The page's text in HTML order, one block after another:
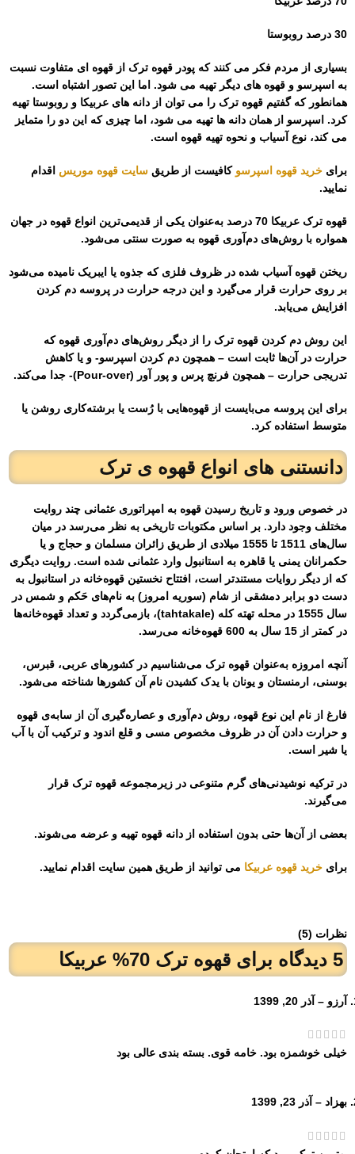
30 درصد روبوستا
بسیاری از مردم فکر می کنند که پودر قهوه ترک از قهوه ای متفاوت نسبت
به اسپرسو و قهوه های دیگر تهیه می شود. اما این تصور اشتباه است.
همانطور که گفتیم قهوه ترک را می توان از دانه های عربیکا و روبوستا تهیه
کرد. اسپرسو از همان دانه ها تهیه می شود، اما چیزی که این دو را متمایز
می کند، نوع آسیاب و نحوه تهیه قهوه است.
برایخرید قهوه اسپرسو کافیست از طریقسایت قهوه موریس اقدام
نمایید.
قهوه ترک عربیکا 70 درصد به‌عنوان یکی از قدیمی‌ترین انواع قهوه در جهان
همواره با روش‌های دم‌آوری قهوه به صورت سنتی می‌شود.
ریختن قهوه آسیاب شده در ظروف فلزی که جذوه یا ایبریک نامیده می‌شود
بر روی حرارت قرار می‌گیرد و این درجه حرارت در پروسه دم کردن
افزایش می‌یابد.
این روش دم کردن قهوه ترک را از دیگر روش‌های دم‌آوری قهوه که
حرارت در آن‌ها ثابت است – همچون دم کردن اسپرسو- و یا کاهش
تدریجی حرارت – همچون فرنچ پرس و پور آور (Pour-over)- جدا می‌کند.
برای این پروسه می‌بایست از قهوه‌هایی با رُست یا برشته‌کاری روشن یا
متوسط استفاده کرد.
دانستنی های انواع قهوه ی ترک
در خصوص ورود و تاریخ رسیدن قهوه به امپراتوری عثمانی چند روایت
مختلف وجود دارد. بر اساس مکتوبات تاریخی به نظر می‌رسد در میان
سال‌های 1511 تا 1555 میلادی از طریق زائران مسلمان و حجاج و یا
حکمرانان یمنی یا قاهره به استانبول وارد عثمانی شده است. روایت دیگری
که از دیگر روایات مستندتر است، افتتاح نخستین قهوه‌خانه در استانبول به
دست دو برابر دمشقی از شام (سوریه امروز) به نام‌های حَکم و شمس در
سال 1555 در محله تهته کله (tahtakale)، بازمی‌گردد و تعداد قهوه‌خانه‌ها
در کمتر از 15 سال به 600 قهوه‌خانه می‌رسد.
آنچه امروزه به‌عنوان قهوه ترک می‌شناسیم در کشورهای عربی، قبرس،
بوسنی، ارمنستان و یونان با یدک کشیدن نام آن کشورها شناخته می‌شود.
فارغ از نام این نوع قهوه، روش دم‌آوری و عصاره‌گیری آن از سابه‌ی قهوه
و حرارت دادن آن در ظروف مخصوص مسی و قلع اندود و ترکیب آن با آب
یا شیر است.
در ترکیه نوشیدنی‌های گرم متنوعی در زیرمجموعه قهوه ترک قرار
می‌گیرند.
بعضی از آن‌ها حتی بدون استفاده از دانه قهوه تهیه و عرضه می‌شوند.
برایخرید قهوه عربیکا می توانید از طریق همین سایت اقدام نمایید.
نظرات (5)
5 دیدگاه برای قهوه ترک 70% عربیکا
آرزو– آذر 20, 1399
خيلى خوشمزه بود. خامه قوى. بسته بندى عالى بود
بهزاد– آذر 23, 1399